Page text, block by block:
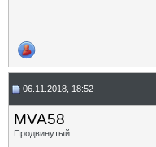
06.11.2018, 18:52
MVA58
Продвинутый